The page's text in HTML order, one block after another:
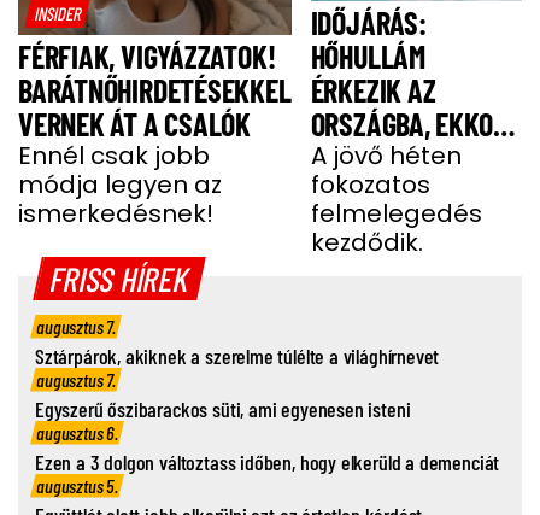
INSIDER
FÉRFIAK, VIGYÁZZATOK!
BARÁTNŐHIRDETÉSEKKEL
VERNEK ÁT A CSALÓK
Ennél csak jobb
módja legyen az
ismerkedésnek!
IDŐJÁRÁS:
HŐHULLÁM
ÉRKEZIK AZ
ORSZÁGBA, EKKOR
ÉR IDE
A jövő héten
fokozatos
felmelegedés
kezdődik.
FRISS HÍREK
augusztus 7.
Sztárpárok, akiknek a szerelme túlélte a világhírnevet
augusztus 7.
Egyszerű őszibarackos süti, ami egyenesen isteni
augusztus 6.
Ezen a 3 dolgon változtass időben, hogy elkerüld a demenciát
augusztus 5.